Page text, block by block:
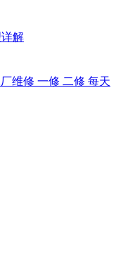
解
维修 一修 二修 每天